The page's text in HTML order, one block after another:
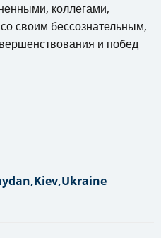
коллегами,
своим бессознательным,
и побед